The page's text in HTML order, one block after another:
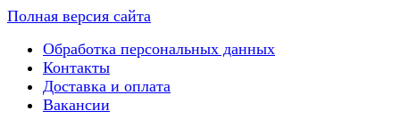
Полная версия сайта
Обработка персональных данных
Контакты
Доставка и оплата
Вакансии